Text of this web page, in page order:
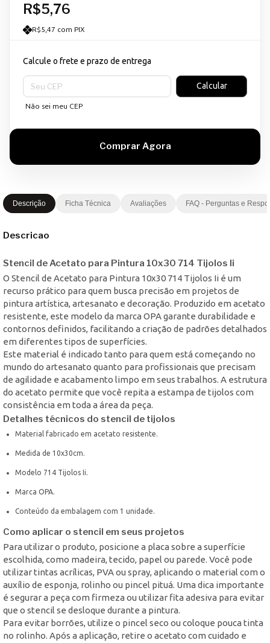
R$5,76
R$5,47 com PIX
Calcule o frete e prazo de entrega
Entregas para o CEP:
Calcular
Não sei meu CEP
Descrição Ficha Técnica Avaliações FAQ - Perguntas e
Descricao
Stencil de Acetato para Pintura 10x30 714 Tijolos Ii
O Stencil de Acetato para Pintura 10x30 714 Tijolos Ii é um
recurso prático para quem busca precisão em projetos de
pintura artística, artesanato e decoração. Produzido em acetato
resistente, este modelo da marca OPA garante durabilidade e
contornos definidos, facilitando a criação de padrões detalhados
em diferentes tipos de superfícies.
Este material é indicado tanto para quem está começando no
mundo do artesanato quanto para profissionais que precisam
de agilidade e acabamento limpo em seus trabalhos. A estrutura
do acetato permite que você repita a estampa de tijolos com
consistência em toda a área da peça.
Detalhes técnicos do stencil de tijolos
Material fabricado em acetato resistente.
Medida de 10x30cm.
Modelo 714 Tijolos Ii.
Marca OPA.
Conteúdo da embalagem com 1 unidade.
Como aplicar o stencil em seus projetos
Para utilizar o produto, posicione a placa sobre a superfície
escolhida, como madeira, tecido, papel ou parede. Você pode
utilizar tintas acrílicas, PVA ou spray, aplicando o material com o
auxílio de esponja, rolinho ou pincel pituá. Uma dica importante
é segurar a peça com firmeza ou utilizar fita adesiva para evitar
que o stencil se desloque durante a pintura.
Para evitar borrões, utilize o pincel seco ou coloque pouca tinta
no rolinho. Após a aplicação, retire o acetato com cuidado e